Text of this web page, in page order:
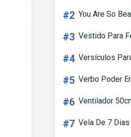
#2 You Are So
#3 Vestido Para
#4 Versículos
#5 Verbo Poder
#6 Ventilador
#7 Vela De 7 Dias